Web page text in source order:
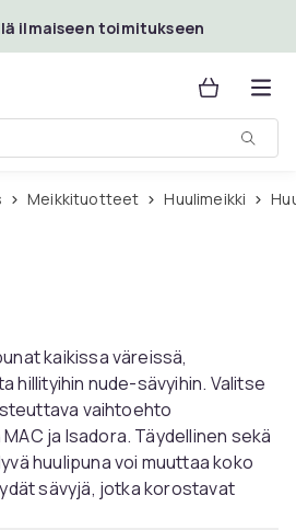
ilmaiseen toimitukseen
Meikkituotteet Huulimeikki
kaikissa väreissä,
hillityihin nude-sävyihin. Valitse
vaihtoehto
ja Isadora. Täydellinen sekä
huulipuna voi muuttaa koko
sävyjä, jotka korostavat